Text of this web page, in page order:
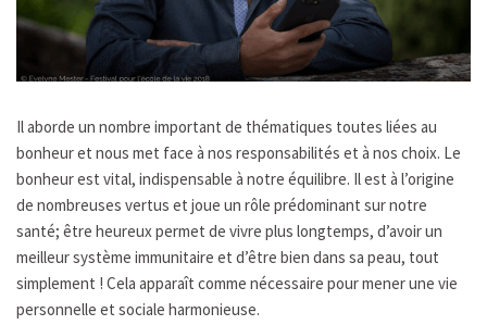
Il aborde un nombre important de thématiques toutes liées au
bonheur et nous met face à nos responsabilités et à nos choix. Le
bonheur est vital, indispensable à notre équilibre. Il est à l’origine
de nombreuses vertus et joue un rôle prédominant sur notre
santé; être heureux permet de vivre plus longtemps, d’avoir un
meilleur système immunitaire et d’être bien dans sa peau, tout
simplement ! Cela apparaît comme nécessaire pour mener une vie
personnelle et sociale harmonieuse.